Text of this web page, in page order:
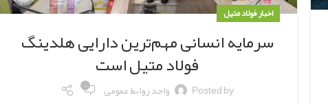
اخبار فولاد متیل
سرمایه انسانی مهم‌ترین دارایی هلدینگ
فولاد متیل است
Posted by واحد روابط عمومی ۰